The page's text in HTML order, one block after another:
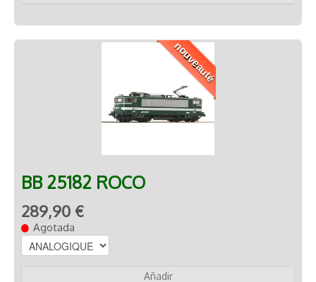
nouveauté
BB 25182 ROCO
289,90 €
Agotada
Añadir